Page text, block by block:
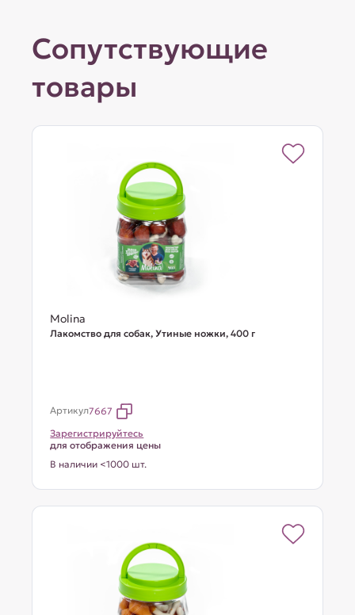
Сопутствующие
товары
Molina
Лакомство для собак, Утиные ножки, 400 г
Артикул7667
Зарегистрируйтесь
для отображения цены
В наличии <1000 шт.